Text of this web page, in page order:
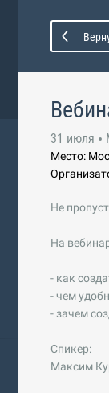
31 июля
Место:
Не
На
- как
- чем
- зачем
Спикер:
Максим